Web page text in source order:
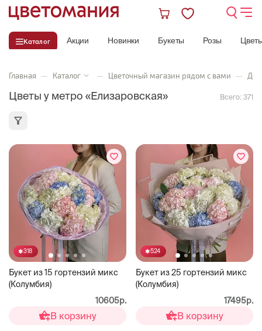
Каталог Акции Новинки Букеты Розы
Главная — Каталог — Цветочный магазин рядом с вами —
Цветы у метро «Елизаровская» Всего: 371
318
Букет из 15 гортензий микс
(Колумбия)
10605р.
В корзину
524
Букет из 25 гортензий микс
(Колумбия)
17495р.
В корзину